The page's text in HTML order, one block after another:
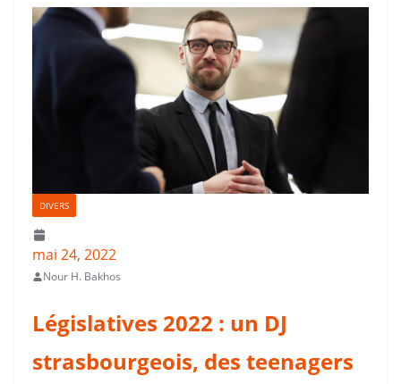
DIVERS
mai 24, 2022
Nour H. Bakhos
Législatives 2022 : un DJ
strasbourgeois, des teenagers